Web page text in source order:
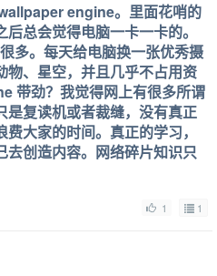
engine。里面花哨的
总会觉得电脑一卡一卡的。
多。每天给电脑换一张优秀摄
物、星空，并且几乎不占用资
带劲？我觉得网上有很多所谓
是复读机或者裁缝，没有真正
大家的时间。真正的学习，
创造内容。网络碎片知识只
1 1